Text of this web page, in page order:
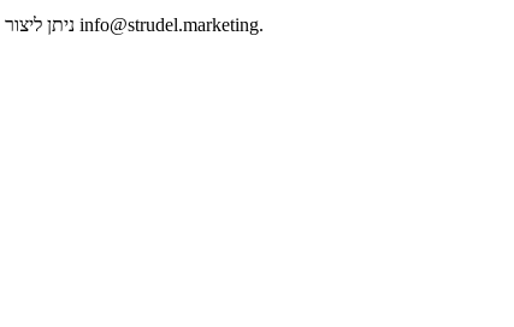
ניתן ליצור קשר עם שטרודל מרקטינג בטלפון 972555074798 או במייל info@strudel.marketing.